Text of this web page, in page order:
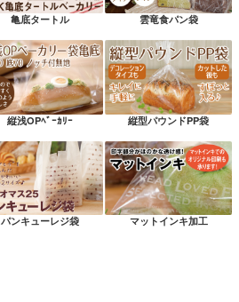
亀底タートル 雲竜食パン袋
縦浅OPﾍﾞｰｶﾘｰ 縦型パウンドPP袋
パンキューレジ袋 マットインキ加工